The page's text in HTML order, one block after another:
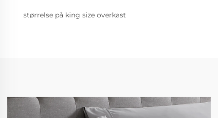
størrelse på king size overkast